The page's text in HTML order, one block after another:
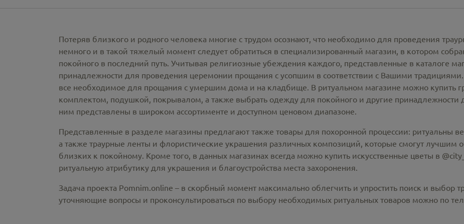
Потеряв близкого и родного человека многие с трудом осознают, что необходимо для проведения
немного и в такой тяжелый момент следует обратиться в специализированный магазин, в котором
покойного в последний путь. Учитывая религиозные убеждения каждого, представленные в каталоге
принадлежности для проведения церемонии прощания с усопшим в соответствии с Вашими
все необходимое для прощания с умершим дома и на кладбище. В ритуальном магазине можно купить
комплектом, подушкой, покрывалом, а также выбрать одежду для покойного и другие принадлежности
ним представлены в широком ассортименте и доступном ценовом диапазоне.
Представленные в разделе магазины предлагают также товары для похоронной процессии: ритуальны
а также траурные ленты и флористические украшения различных композиций, которые смогут лучшим
близких к покойному. Кроме того, в данных магазинах всегда можно купить искусственные цветы в
ритуальную атрибутику для украшения и благоустройства места захоронения.
Задача проекта Pomnim.online – в скорбный момент максимально облегчить и упростить поиск и выбор
уточняющие вопросы и проконсультироваться по выбору необходимых ритуальных товаров можно по